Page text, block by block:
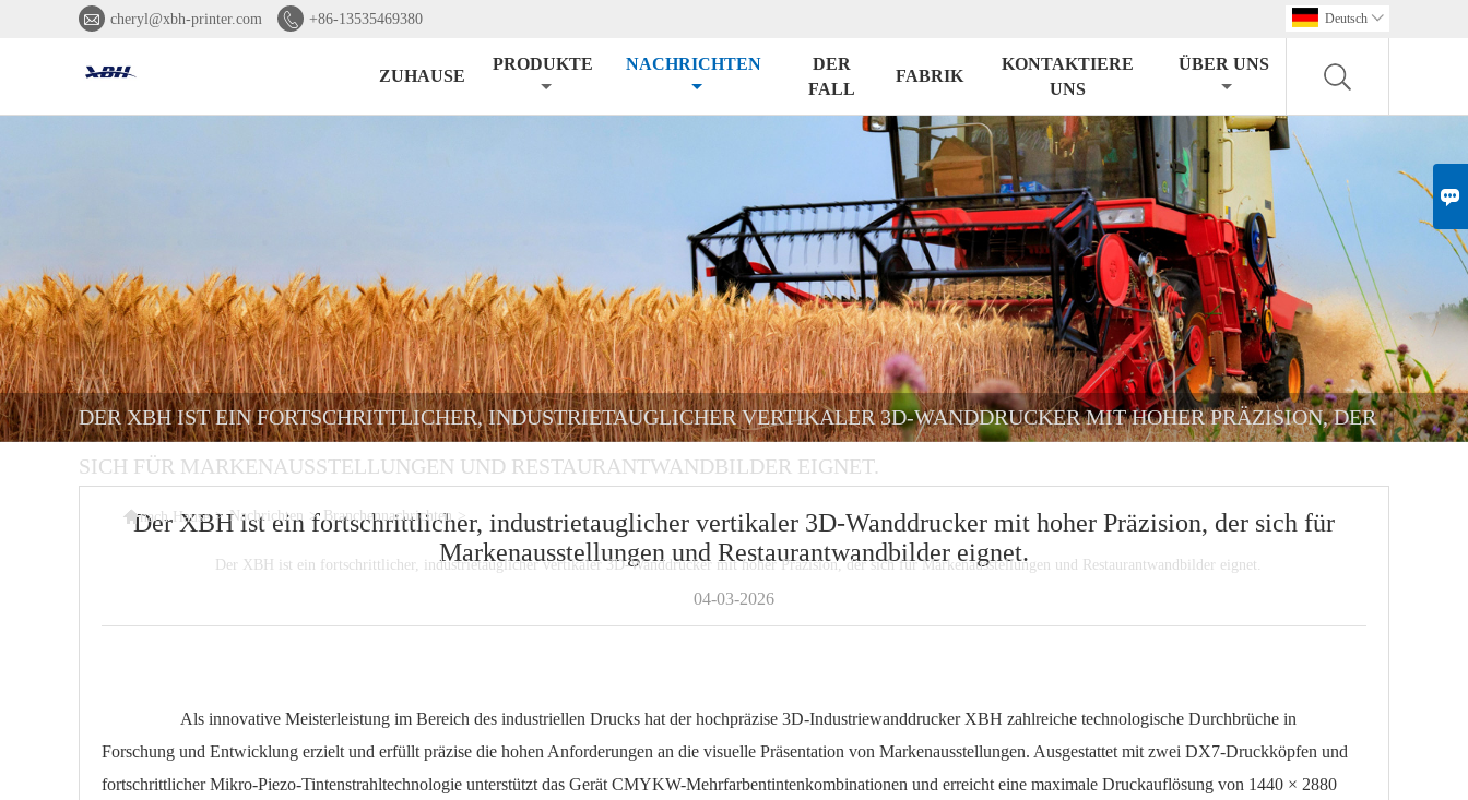

 cheryl@xbh-printer.com  +86-13535469380 Deutsch 
ZUHAUSE
PRODUKTE NACHRICHTEN
DER
FALL
FABRIK
KONTAKTIERE
UNS
ÜBER UNS
DER XBH IST EIN FORTSCHRITTLICHER, INDUSTRIETAUGLICHER VERTIKALER 3D-WANDDRUCKER MIT HOHER PRÄZISION, DER
SICH FÜR MARKENAUSSTELLUNGEN UND RESTAURANTWANDBILDER EIGNET.
nach Hause > Nachrichten > Branchennachrichten >
Der XBH ist ein fortschrittlicher, industrietauglicher vertikaler 3D-Wanddrucker mit hoher Präzision, der sich für Markenausstellungen und Restaurantwandbilder eignet.
Der XBH ist ein fortschrittlicher, industrietauglicher vertikaler 3D-Wanddrucker mit hoher Präzision, der sich für
Markenausstellungen und Restaurantwandbilder eignet.
04-03-2026
Als innovative Meisterleistung im Bereich des industriellen Drucks hat der hochpräzise 3D-Industriewanddrucker XBH zahlreiche technologische Durchbrüche in
Forschung und Entwicklung erzielt und erfüllt präzise die hohen Anforderungen an die visuelle Präsentation von Markenausstellungen. Ausgestattet mit zwei DX7-Druckköpfen und
fortschrittlicher Mikro-Piezo-Tintenstrahltechnologie unterstützt das Gerät CMYKW-Mehrfarbentintenkombinationen und erreicht eine maximale Druckauflösung von 1440 × 2880